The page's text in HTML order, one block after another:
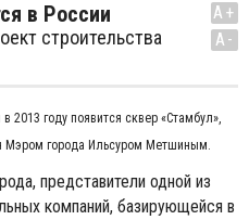
в России
строительства
A+
A-
2013 году появится сквер «Стамбул»,
Мэром города Ильсуром Метшиным.
представители одной из
компаний, базирующейся в